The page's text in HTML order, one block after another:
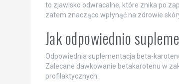
to zjawisko odwracalne, które znika po
zatem znacząco wpłynąć na zdrowie
Jak odpowiednio
Odpowiednia suplementacja beta-
Zalecane dawkowanie betakarotenu w
profilaktycznych.